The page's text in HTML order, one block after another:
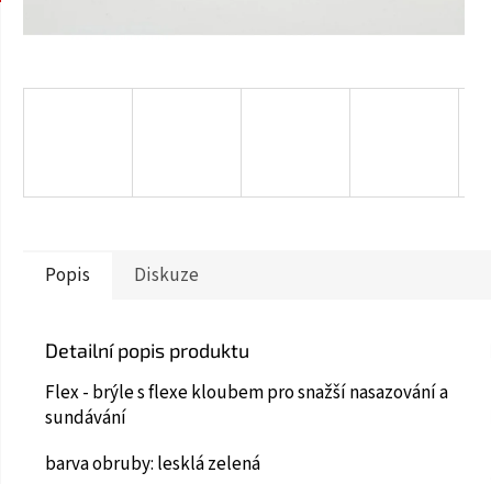
Popis Diskuze
Detailní popis produktu
Flex - brýle s flexe kloubem pro snažší nasazování a
sundávání
barva obruby: lesklá zelená